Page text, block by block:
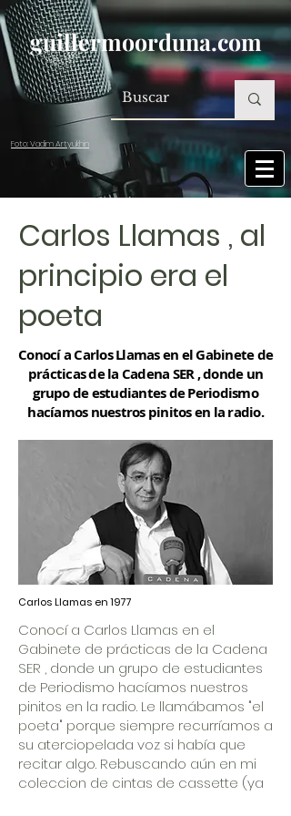
guillermoorduna.com
Foto: Vadim Artyukhin
Carlos Llamas , al
principio era el
poeta
Conocí a Carlos Llamas en el Gabinete de
prácticas de la Cadena SER , donde un
grupo de estudiantes de Periodismo
hacíamos nuestros pinitos en la radio.
Carlos Llamas en 1977
Conocí a Carlos Llamas en el
Gabinete de prácticas de la Cadena
SER , donde un grupo de estudiantes
de Periodismo hacíamos nuestros
pinitos en la radio. Le llamábamos "el
poeta" porque siempre recurríamos a
su aterciopelada voz si había que
recitar algo. Rebuscando aún en mi
coleccion de cintas de cassette (ya